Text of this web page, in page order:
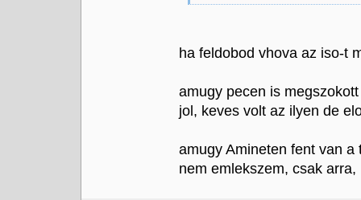
ha feldobod vhova az iso-t
amugy pecen is
jol, keves volt az ilyen de
amugy Amineten fent van
nem emlekszem, csak